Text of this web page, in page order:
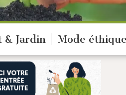
& Jardin Mode éthique